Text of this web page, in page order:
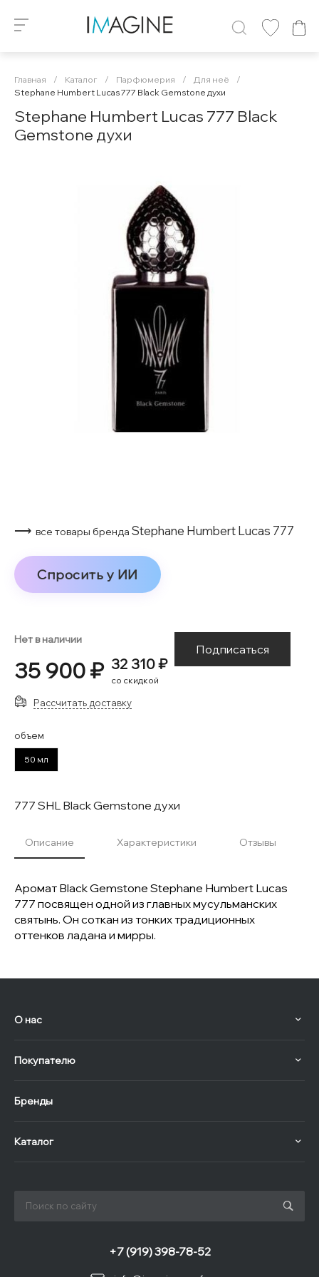
Главная / Каталог / Парфюмерия / Для неё
/
Stephane Humbert Lucas 777 Black Gemstone духи
Stephane Humbert Lucas 777 Black
Gemstone духи
⟶ все товары бренда Stephane Humbert Lucas 777
Спросить у ИИ
Нет в наличии
35 900 ₽ 32 310 ₽
со скидкой
Подписаться
Рассчитать доставку
объем
50 мл
777 SHL Black Gemstone духи
Описание Характеристики Отзывы
Аромат Black Gemstone Stephane Humbert Lucas
777 посвящен одной из главных мусульманских
святынь. Он соткан из тонких традиционных
оттенков ладана и мирры.
О нас
Покупателю
Бренды
Каталог
+7 (919) 398-78-52